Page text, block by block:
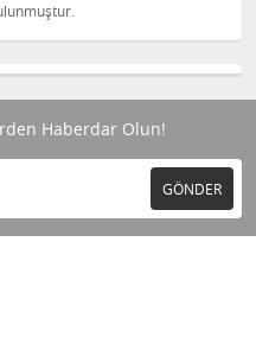
Haberdar Olun!
GÖNDER